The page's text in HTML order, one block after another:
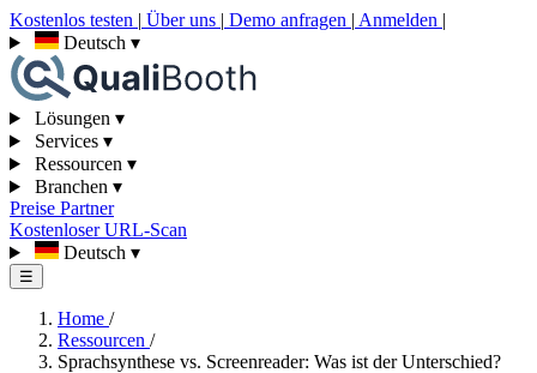
Kostenlos testen | Über uns | Demo anfragen | Anmelden |
Deutsch ▾
Lösungen ▾
Services ▾
Ressourcen ▾
Branchen ▾
Preise Partner
Kostenloser URL-Scan
Deutsch ▾
☰
Home /
Ressourcen /
Sprachsynthese vs. Screenreader: Was ist der Unterschied?